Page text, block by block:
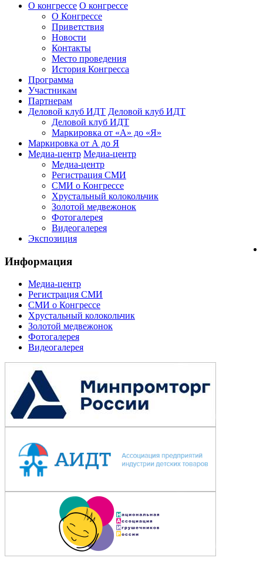
О конгрессе О конгрессе
О Конгрессе
Приветствия
Новости
Контакты
Место проведения
История Конгресса
Программа
Участникам
Партнерам
Деловой клуб ИДТ Деловой клуб ИДТ
Деловой клуб ИДТ
Маркировка от «А» до «Я»
Маркировка от А до Я
Медиа-центр Медиа-центр
Медиа-центр
Регистрация СМИ
СМИ о Конгрессе
Хрустальный колокольчик
Золотой медвежонок
Фотогалерея
Видеогалерея
Экспозиция
Информация
Медиа-центр
Регистрация СМИ
СМИ о Конгрессе
Хрустальный колокольчик
Золотой медвежонок
Фотогалерея
Видеогалерея